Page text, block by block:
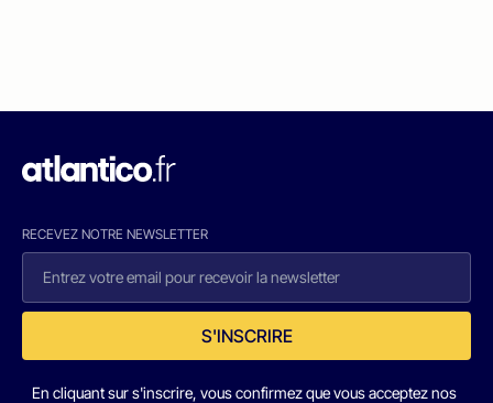
RECEVEZ NOTRE NEWSLETTER
S'INSCRIRE
En cliquant sur s'inscrire, vous confirmez que vous acceptez nos